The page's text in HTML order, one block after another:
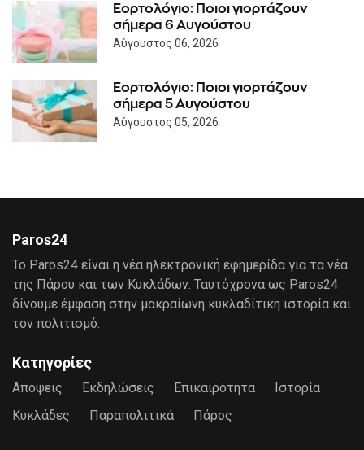
Εορτολόγιο: Ποιοι γιορτάζουν
σήμερα 6 Αυγούστου
Αύγουστος 06, 2026
Εορτολόγιο: Ποιοι γιορτάζουν
σήμερα 5 Αυγούστου
Αύγουστος 05, 2026
Paros24
Το Paros24 είναι η νέα ηλεκτρονική εφημερίδα για τα νέα
της Πάρου και των Κυκλάδων. Ταυτόχρονα ως Paros24
δίνουμε έμφαση στην μακραίωνη κυκλαδίτικη ιστορία και
τον πολιτισμό.
Κατηγορίες
Απόψεις Εκδηλώσεις Επικαιρότητα
Ιστορία
Κυκλάδες
Παραπολιτικά Πάρος